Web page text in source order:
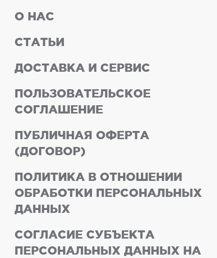
О НАС
СТАТЬИ
ДОСТАВКА И СЕРВИС
ПОЛЬЗОВАТЕЛЬСКОЕ
СОГЛАШЕНИЕ
ПУБЛИЧНАЯ ОФЕРТА
(ДОГОВОР)
ПОЛИТИКА В ОТНОШЕНИИ
ОБРАБОТКИ ПЕРСОНАЛЬНЫХ
ДАННЫХ
СОГЛАСИЕ СУБЪЕКТА
ПЕРСОНАЛЬНЫХ ДАННЫХ НА